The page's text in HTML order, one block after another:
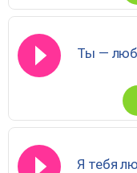
Ты —
Я тебя